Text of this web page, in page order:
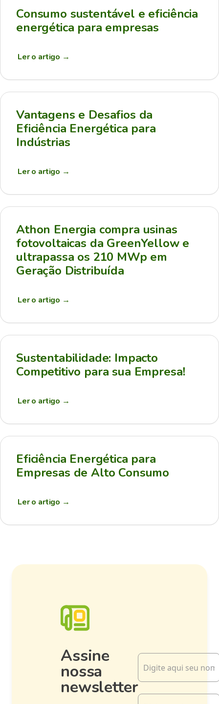
Consumo sustentável e eficiência
energética para empresas
Ler o artigo →
Vantagens e Desafios da
Eficiência Energética para
Indústrias
Ler o artigo →
Athon Energia compra usinas
fotovoltaicas da GreenYellow e
ultrapassa os 210 MWp em
Geração Distribuída
Ler o artigo →
Sustentabilidade: Impacto
Competitivo para sua Empresa!
Ler o artigo →
Eficiência Energética para
Empresas de Alto Consumo
Ler o artigo →
Assine
nossa
newsletter